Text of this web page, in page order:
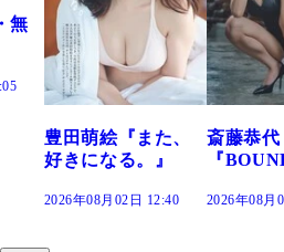
絵『また、
なる。』
08月02日 12:40
斎藤恭代
『BOUND』
2026年08月02日 12:35